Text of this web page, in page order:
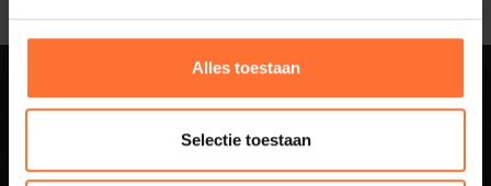
Alles toestaan
Selectie toestaan
Sluit aan bij